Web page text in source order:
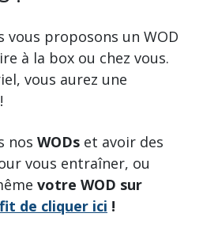
vous proposons un WOD
à la box ou chez vous.
vous aurez une
nos WODs et avoir des
vous entraîner, ou
votre WOD sur
de cliquer ici !